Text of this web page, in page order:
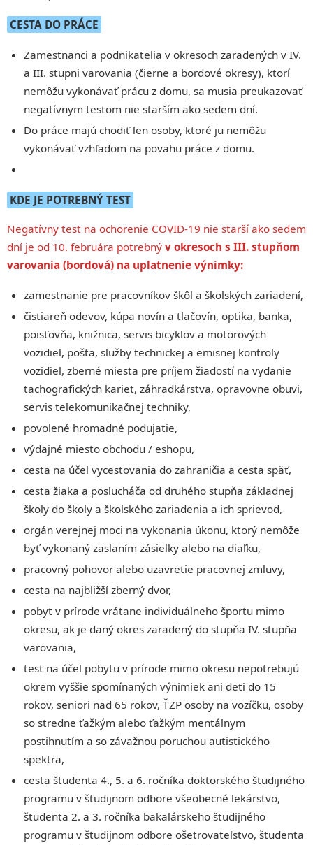
CESTA DO PRÁCE
Zamestnanci a podnikatelia v okresoch zaradených v IV.
a III. stupni varovania (čierne a bordové okresy), ktorí
nemôžu vykonávať prácu z domu, sa musia preukazovať
negatívnym testom nie starším ako sedem dní.
Do práce majú chodiť len osoby, ktoré ju nemôžu
vykonávať vzhľadom na povahu práce z domu.
KDE JE POTREBNÝ TEST
Negatívny test na ochorenie COVID-19 nie starší ako sedem
dní je od 10. februára potrebný v okresoch s III. stupňom
varovania (bordová) na uplatnenie výnimky:
zamestnanie pre pracovníkov škôl a školských zariadení,
čistiareň odevov, kúpa novín a tlačovín, optika, banka,
poisťovňa, knižnica, servis bicyklov a motorových
vozidiel, pošta, služby technickej a emisnej kontroly
vozidiel, zberné miesta pre príjem žiadostí na vydanie
tachografických kariet, záhradkárstva, opravovne obuvi,
servis telekomunikačnej techniky,
povolené hromadné podujatie,
výdajné miesto obchodu / eshopu,
cesta na účel vycestovania do zahraničia a cesta späť,
cesta žiaka a poslucháča od druhého stupňa základnej
školy do školy a školského zariadenia a ich sprievod,
orgán verejnej moci na vykonania úkonu, ktorý nemôže
byť vykonaný zaslaním zásielky alebo na diaľku,
pracovný pohovor alebo uzavretie pracovnej zmluvy,
cesta na najbližší zberný dvor,
pobyt v prírode vrátane individuálneho športu mimo
okresu, ak je daný okres zaradený do stupňa IV. stupňa
varovania,
test na účel pobytu v prírode mimo okresu nepotrebujú
okrem vyššie spomínaných výnimiek ani deti do 15
rokov, seniori nad 65 rokov, ŤZP osoby na vozíčku, osoby
so stredne ťažkým alebo ťažkým mentálnym
postihnutím a so závažnou poruchou autistického
spektra,
cesta študenta 4., 5. a 6. ročníka doktorského študijného
programu v študijnom odbore všeobecné lekárstvo,
študenta 2. a 3. ročníka bakalárskeho študijného
programu v študijnom odbore ošetrovateľstvo, študenta